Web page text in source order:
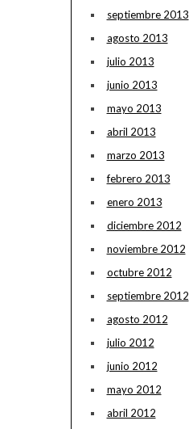
septiembre 2013
agosto 2013
julio 2013
junio 2013
mayo 2013
abril 2013
marzo 2013
febrero 2013
enero 2013
diciembre 2012
noviembre 2012
octubre 2012
septiembre 2012
agosto 2012
julio 2012
junio 2012
mayo 2012
abril 2012